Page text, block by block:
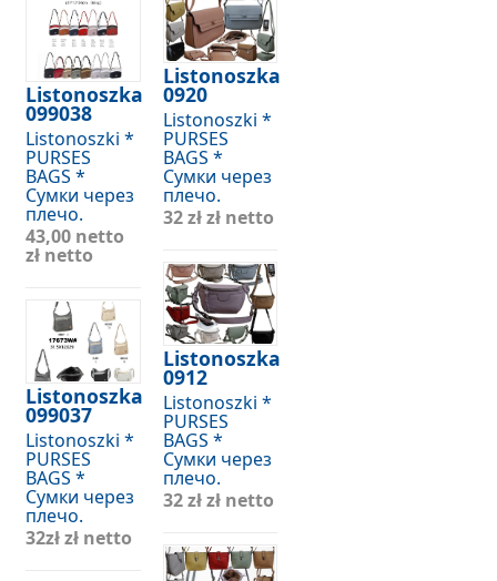
Listonoszka
099038
Listonoszki *
PURSES
BAGS *
Сумки через
плечо.
43,00 netto
zł netto
Listonoszka
099037
Listonoszki *
PURSES
BAGS *
Сумки через
плечо.
32złzł netto
Listonoszka
0920
Listonoszki *
PURSES
BAGS *
Сумки через
плечо.
32 złzł netto
Listonoszka
0912
Listonoszki *
PURSES
BAGS *
Сумки через
плечо.
32 złzł netto